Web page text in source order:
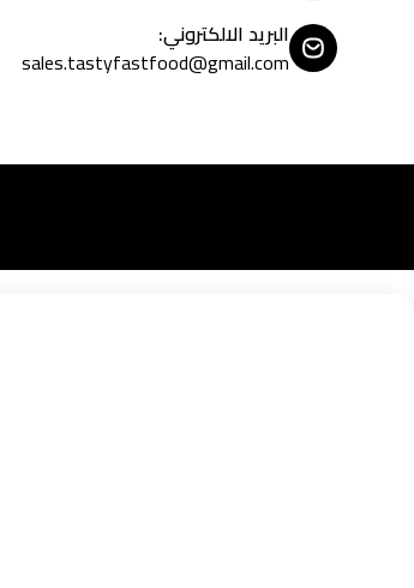
البريد الالكتروني:
sales.tastyfastfood@gmail.com